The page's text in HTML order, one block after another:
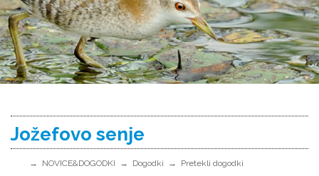
Jožefovo senje
NOVICE&DOGODKI Dogodki Pretekli dogodki